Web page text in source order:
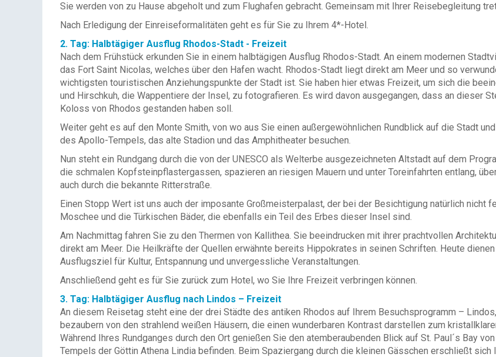
Sie werden von zu Hause abgeholt und zum Flughafen gebracht. Gemeinsam mit Ihrer Reisebegleitung
Nach Erledigung der Einreiseformalitäten geht es für Sie zu Ihrem 4*-Hotel.
2. Tag: Halbtägiger Ausflug Rhodos-Stadt - Freizeit
Nach dem Frühstück erkunden Sie in einem halbtägigen Ausflug Rhodos-Stadt. An einem modernen
das Fort Saint Nicolas, welches über den Hafen wacht. Rhodos-Stadt liegt direkt am Meer und so
wichtigsten touristischen Anziehungspunkte der Stadt ist. Sie haben hier etwas Freizeit, um sich die
und Hirschkuh, die Wappentiere der Insel, zu fotografieren. Es wird davon ausgegangen, dass an dieser
Koloss von Rhodos gestanden haben soll.
Weiter geht es auf den Monte Smith, von wo aus Sie einen außergewöhnlichen Rundblick auf die Stadt
des Apollo-Tempels, das alte Stadion und das Amphitheater besuchen.
Nun steht ein Rundgang durch die von der UNESCO als Welterbe ausgezeichneten Altstadt auf dem
die schmalen Kopfsteinpflastergassen, spazieren an riesigen Mauern und unter Toreinfahrten entlang,
auch durch die bekannte Ritterstraße.
Einen Stopp Wert ist uns auch der imposante Großmeisterpalast, der bei der Besichtigung natürlich nicht
Moschee und die Türkischen Bäder, die ebenfalls ein Teil des Erbes dieser Insel sind.
Am Nachmittag fahren Sie zu den Thermen von Kallithea. Sie beeindrucken mit ihrer prachtvollen
direkt am Meer. Die Heilkräfte der Quellen erwähnte bereits Hippokrates in seinen Schriften. Heute
Ausflugsziel für Kultur, Entspannung und unvergessliche Veranstaltungen.
Anschließend geht es für Sie zurück zum Hotel, wo Sie Ihre Freizeit verbringen können.
3. Tag: Halbtägiger Ausflug nach Lindos – Freizeit
An diesem Reisetag steht eine der drei Städte des antiken Rhodos auf Ihrem Besuchsprogramm –
bezaubern von den strahlend weißen Häusern, die einen wunderbaren Kontrast darstellen zum
Während Ihres Rundganges durch den Ort genießen Sie den atemberaubenden Blick auf St. Paul´s Bay
Tempels der Göttin Athena Lindia befinden. Beim Spaziergang durch die kleinen Gässchen erschließt